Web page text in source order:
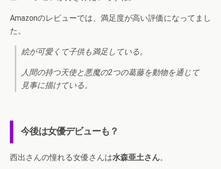
Amazonのレビューでは、満足度が高い評価になってまし
た。
絵が可愛くて子供も満足している。
人間の持つ天使と悪魔の2つの葛藤を動物を通じて
見事に描けている。
今後は女優デビューも？
西出さんの憧れる女優さんは水森亜土さん。